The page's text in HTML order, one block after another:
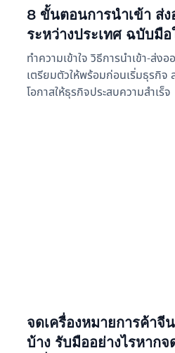
8 ขั้นตอนการนำเข้า ส่
ระหว่างประเทศ ฉบับมือ
ทำความเข้าใจ วิธีการนำเข้า-ส่
เตรียมตัวให้พร้อมก่อนเริ่มธุรกิ
โอกาสให้ธุรกิจประสบความสำเร็จ
จดเครื่องหมายการค้าจี
บ้าง รับมืออย่างไรหากจ